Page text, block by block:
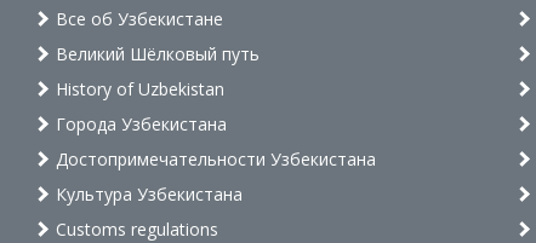
Все об Узбекистане
Великий Шёлковый путь
History of Uzbekistan
Города Узбекистана
Достопримечательности Узбекистана
Культура Узбекистана
Customs regulations